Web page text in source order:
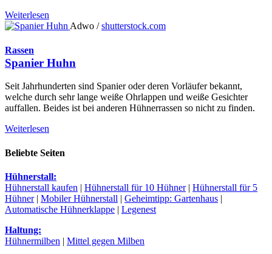
Weiterlesen
Adwo /shutterstock.com
Rassen
Spanier Huhn
Seit Jahrhunderten sind Spanier oder deren Vorläufer bekannt,
welche durch sehr lange weiße Ohrlappen und weiße Gesichter
auffallen. Beides ist bei anderen Hühnerrassen so nicht zu finden.
Weiterlesen
Beliebte Seiten
Hühnerstall:
Hühnerstall kaufen | Hühnerstall für 10 Hühner| Hühnerstall für 5
Hühner| Mobiler Hühnerstall | Geheimtipp: Gartenhaus |
Automatische Hühnerklappe | Legenest
Haltung:
Hühnermilben | Mittel gegen Milben